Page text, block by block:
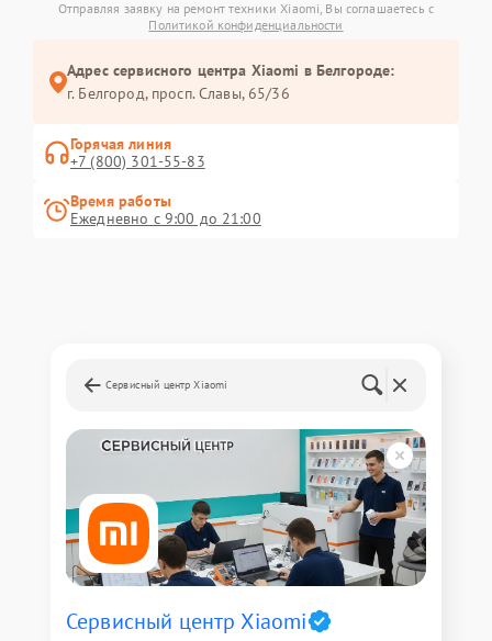
Отправляя заявку на ремонт техники Xiaomi, Вы соглашаетесь с
Политикой конфиденциальности
Адрес сервисного центра Xiaomi в Белгороде:
г. Белгород, просп. Славы, 65/36
Горячая линия
+7 (800) 301-55-83
Время работы
Ежедневно с 9:00 до 21:00
Сервисный центр Xiaomi
Сервисный центр Xiaomi